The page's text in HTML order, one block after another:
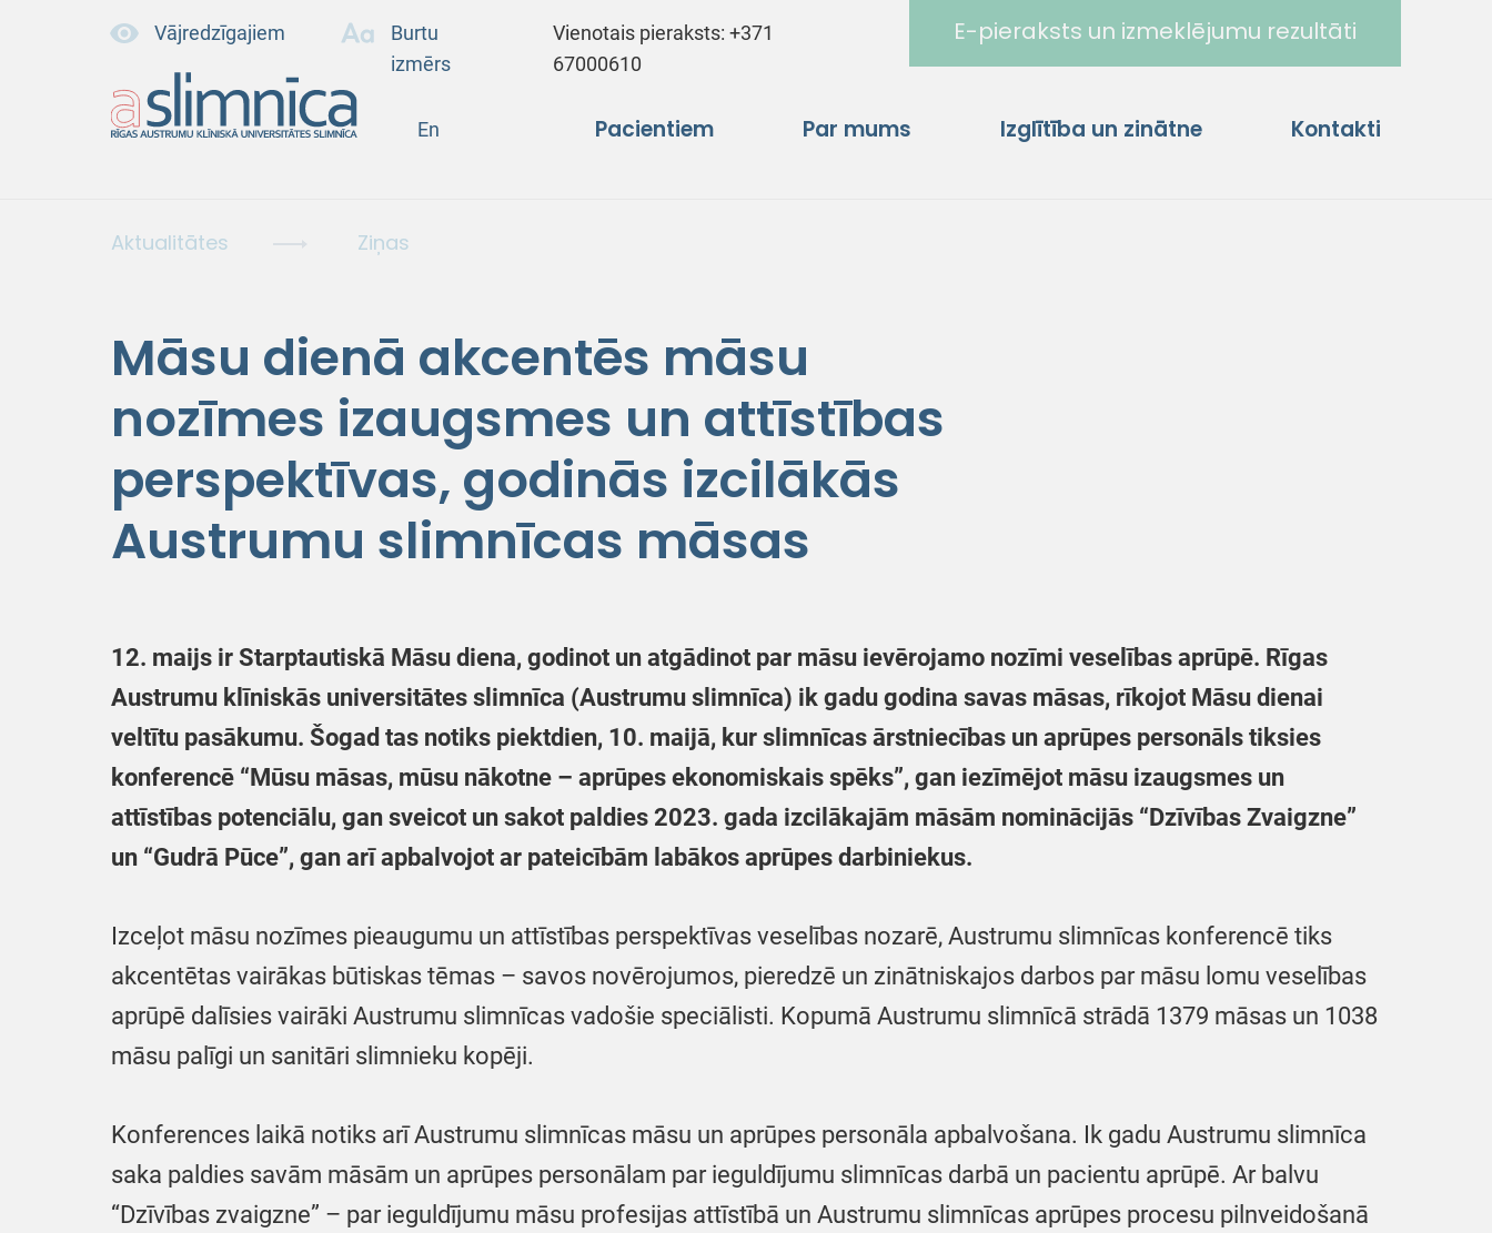
Vājredzīgajiem
Burtu
izmērs
Vienotais pieraksts:+371
67000610
E-pieraksts un izmeklējumu rezultāti
En Pacientiem Par mums Izglītība un zinātne Kontakti
Aktualitātes Ziņas
Māsu dienā akcentēs māsu
nozīmes izaugsmes un attīstības
perspektīvas, godinās izcilākās
Austrumu slimnīcas māsas
12. maijs ir Starptautiskā Māsu diena, godinot un atgādinot par māsu ievērojamo nozīmi veselības aprūpē. Rīgas
Austrumu klīniskās universitātes slimnīca (Austrumu slimnīca) ik gadu godina savas māsas, rīkojot Māsu dienai
veltītu pasākumu. Šogad tas notiks piektdien, 10. maijā, kur slimnīcas ārstniecības un aprūpes personāls tiksies
konferencē “Mūsu māsas, mūsu nākotne – aprūpes ekonomiskais spēks”, gan iezīmējot māsu izaugsmes un
attīstības potenciālu, gan sveicot un sakot paldies 2023. gada izcilākajām māsām nominācijās “Dzīvības Zvaigzne”
un “Gudrā Pūce”, gan arī apbalvojot ar pateicībām labākos aprūpes darbiniekus.
Izceļot māsu nozīmes pieaugumu un attīstības perspektīvas veselības nozarē, Austrumu slimnīcas konferencē tiks
akcentētas vairākas būtiskas tēmas – savos novērojumos, pieredzē un zinātniskajos darbos par māsu lomu veselības
aprūpē dalīsies vairāki Austrumu slimnīcas vadošie speciālisti. Kopumā Austrumu slimnīcā strādā 1379 māsas un 1038
māsu palīgi un sanitāri slimnieku kopēji.
Konferences laikā notiks arī Austrumu slimnīcas māsu un aprūpes personāla apbalvošana. Ik gadu Austrumu slimnīca
saka paldies savām māsām un aprūpes personālam par ieguldījumu slimnīcas darbā un pacientu aprūpē. Ar balvu
“Dzīvības zvaigzne” – par ieguldījumu māsu profesijas attīstībā un Austrumu slimnīcas aprūpes procesu pilnveidošanā